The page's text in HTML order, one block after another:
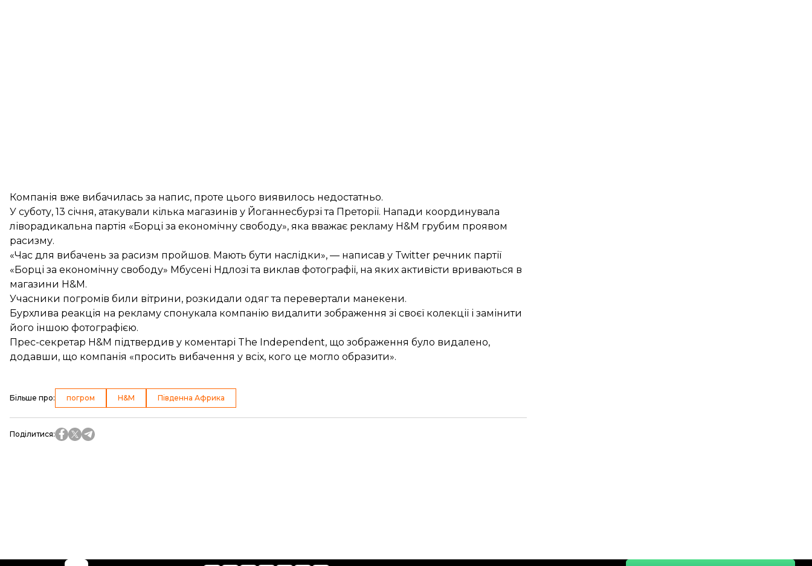
Компанія вже вибачилась за напис, проте цього виявилось недостатньо.
У суботу, 13 січня, атакували кілька магазинів у Йоганнесбурзі та Преторії. Напади координувала
ліворадикальна партія «Борці за економічну свободу», яка вважає рекламу H&M грубим проявом
расизму.
«Час для вибачень за расизм пройшов. Мають бути наслідки», — написав у Twitter речник партії
«Борці за економічну свободу» Мбусені Ндлозі та виклав фотографії, на яких активісти вриваються в
магазини H&M.
Учасники погромів били вітрини, розкидали одяг та перевертали манекени.
Бурхлива реакція на рекламу спонукала компанію видалити зображення зі своєї колекції і замінити
його іншою фотографією.
Прес-секретар H&M підтвердив у коментарі The Independent, що зображення було видалено,
додавши, що компанія «просить вибачення у всіх, кого це могло образити».
Більше про: погром H&M Південна Африка
Поділитися: